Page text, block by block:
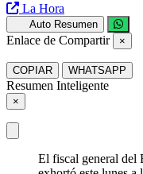
La Hora
Auto Resumen
Enlace de Compartir ×
COPIAR WHATSAPP
Resumen Inteligente
×
El fiscal general del